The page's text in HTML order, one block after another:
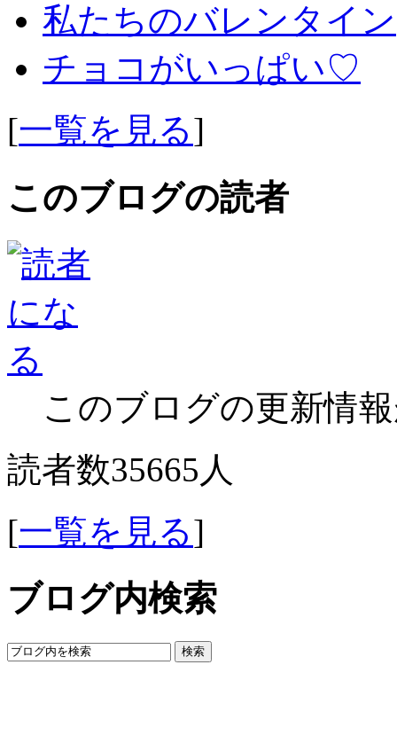
私たちのバレンタイン
チョコがいっぱい♡
[一覧を見る]
このブログの読者
このブログの更新情
読者数35665人
[一覧を見る]
ブログ内検索